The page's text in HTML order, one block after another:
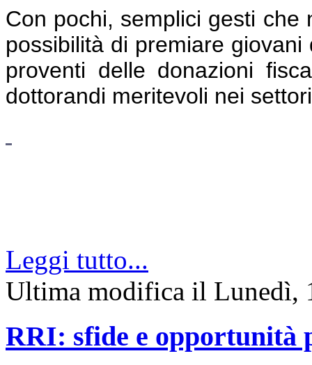
Con pochi, semplici gesti
possibilità di premiare
proventi delle donazioni
dottorandi meritevoli nei
Leggi tutto...
Ultima modifica il Lunedì,
RRI: sfide e opportunità